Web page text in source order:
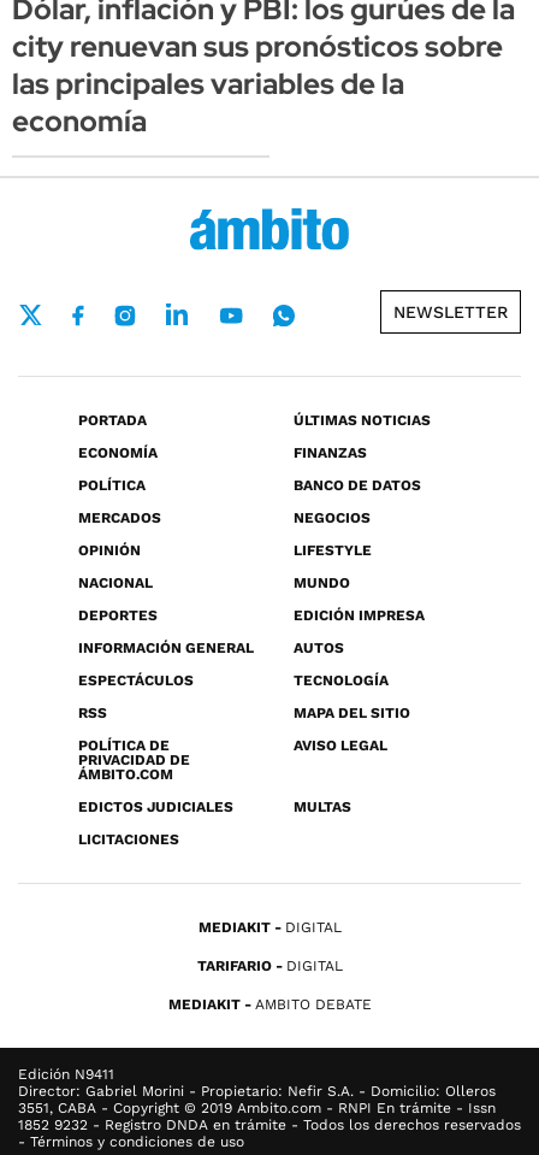
Dólar, inflación y PBI: los gurúes de la
city renuevan sus pronósticos sobre
las principales variables de la
economía
NEWSLETTER
PORTADA
ÚLTIMAS NOTICIAS
ECONOMÍA
FINANZAS
POLÍTICA
BANCO DE DATOS
MERCADOS
NEGOCIOS
OPINIÓN
LIFESTYLE
NACIONAL
MUNDO
DEPORTES
EDICIÓN IMPRESA
INFORMACIÓN GENERAL
AUTOS
ESPECTÁCULOS
TECNOLOGÍA
RSS
MAPA DEL SITIO
POLÍTICA DE
PRIVACIDAD DE
ÁMBITO.COM
AVISO LEGAL
EDICTOS JUDICIALES
MULTAS
LICITACIONES
MEDIAKIT DIGITAL
TARIFARIO DIGITAL
MEDIAKIT AMBITO DEBATE
Edición N9411
Director: Gabriel Morini - Propietario: Nefir S.A. - Domicilio: Olleros
3551, CABA - Copyright © 2019 Ambito.com - RNPI En trámite - Issn
1852 9232 - Registro DNDA en trámite - Todos los derechos reservados
- Términos y condiciones de uso